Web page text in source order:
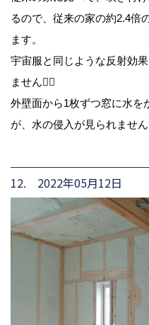
るので、従来の家の約2.4倍
ます。
宇宙服と同じような反射効
ません🙅‍♀️
外壁面から1枚ずつ窓に水を
が、水の侵入が見られません
12. 2022年05月12日